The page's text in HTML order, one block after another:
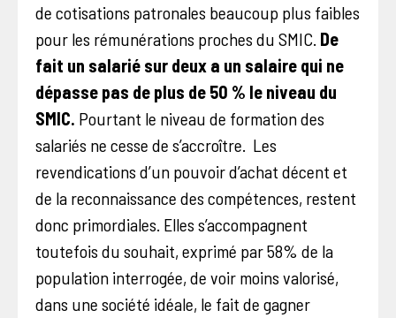
de cotisations patronales beaucoup plus faibles
pour les rémunérations proches du SMIC. De
fait un salarié sur deux a un salaire qui ne
dépasse pas de plus de 50 % le niveau du
SMIC. Pourtant le niveau de formation des
salariés ne cesse de s’accroître. Les
revendications d’un pouvoir d’achat décent et
de la reconnaissance des compétences, restent
donc primordiales. Elles s’accompagnent
toutefois du souhait, exprimé par 58% de la
population interrogée, de voir moins valorisé,
dans une société idéale, le fait de gagner